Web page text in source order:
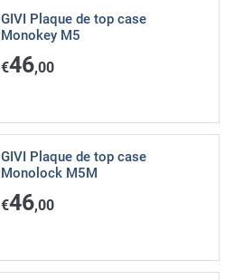
GIVI Plaque de top case
Monokey M5
€46,00
GIVI Plaque de top case
Monolock M5M
€46,00